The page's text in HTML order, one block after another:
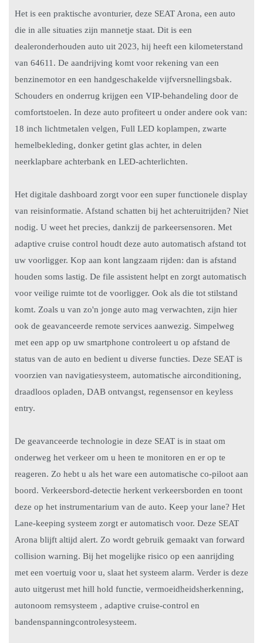
Het is een praktische avonturier, deze SEAT Arona, een auto
die in alle situaties zijn mannetje staat. Dit is een
dealeronderhouden auto uit 2023, hij heeft een kilometerstand
van 64611. De aandrijving komt voor rekening van een
benzinemotor en een handgeschakelde vijfversnellingsbak.
Schouders en onderrug krijgen een VIP-behandeling door de
comfortstoelen. In deze auto profiteert u onder andere ook van:
18 inch lichtmetalen velgen, Full LED koplampen, zwarte
hemelbekleding, donker getint glas achter, in delen
neerklapbare achterbank en LED-achterlichten.
Het digitale dashboard zorgt voor een super functionele display
van reisinformatie. Afstand schatten bij het achteruitrijden? Niet
nodig. U weet het precies, dankzij de parkeersensoren. Met
adaptive cruise control houdt deze auto automatisch afstand tot
uw voorligger. Kop aan kont langzaam rijden: dan is afstand
houden soms lastig. De file assistent helpt en zorgt automatisch
voor veilige ruimte tot de voorligger. Ook als die tot stilstand
komt. Zoals u van zo'n jonge auto mag verwachten, zijn hier
ook de geavanceerde remote services aanwezig. Simpelweg
met een app op uw smartphone controleert u op afstand de
status van de auto en bedient u diverse functies. Deze SEAT is
voorzien van navigatiesysteem, automatische airconditioning,
draadloos opladen, DAB ontvangst, regensensor en keyless
entry.
De geavanceerde technologie in deze SEAT is in staat om
onderweg het verkeer om u heen te monitoren en er op te
reageren. Zo hebt u als het ware een automatische co-piloot aan
boord. Verkeersbord-detectie herkent verkeersborden en toont
deze op het instrumentarium van de auto. Keep your lane? Het
Lane-keeping systeem zorgt er automatisch voor. Deze SEAT
Arona blijft altijd alert. Zo wordt gebruik gemaakt van forward
collision warning. Bij het mogelijke risico op een aanrijding
met een voertuig voor u, slaat het systeem alarm. Verder is deze
auto uitgerust met hill hold functie, vermoeidheidsherkenning,
autonoom remsysteem , adaptive cruise-control en
bandenspanningcontrolesysteem.